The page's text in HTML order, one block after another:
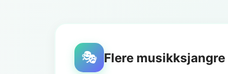
🎭 Flere musikksjangre